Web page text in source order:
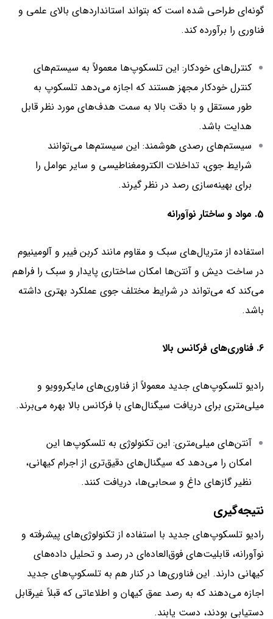
گونه‌ای طراحی شده است که بتواند استانداردهای بالای علمی و
فناوری را برآورده کند.
کنترل‌های خودکار: این تلسکوپ‌ها معمولاً به سیستم‌های
کنترل خودکار مجهز هستند که اجازه می‌دهد تلسکوپ به
طور مستقل و با دقت بالا به سمت هدف‌های مورد نظر قابل
هدایت باشد.
سیستم‌های رصدی هوشمند: این سیستم‌ها می‌توانند
شرایط جوی، تداخلات الکترومغناطیسی و سایر عوامل را
برای بهینه‌سازی رصد در نظر گیرند.
5. مواد و ساختار نوآورانه
استفاده از متریال‌های سبک و مقاوم مانند کربن فیبر و آلومینیوم
در ساخت دیش و آنتن‌ها امکان ساختاری پایدار و سبک را فراهم
می‌کند که می‌تواند در شرایط مختلف جوی عملکرد بهتری داشته
باشد.
6. فناوری‌های فرکانس بالا
رادیو تلسکوپ‌های جدید معمولاً از فناوری‌های مایکروویو و
میلی‌متری برای دریافت سیگنال‌های با فرکانس بالا بهره می‌برند.
آنتن‌های میلی‌متری: این تکنولوژی به تلسکوپ‌ها این
امکان را می‌دهد که سیگنال‌های دقیق‌تری از اجرام کیهانی،
نظیر گازهای داغ و سحابی‌ها، دریافت کنند.
نتیجه‌گیری
رادیو تلسکوپ‌های جدید با استفاده از تکنولوژی‌های پیشرفته و
نوآورانه، قابلیت‌های فوق‌العاده‌ای در رصد و تحلیل داده‌های
کیهانی دارند. این فناوری‌ها در کنار هم به تلسکوپ‌های جدید
اجازه می‌دهند که به رصد عمق کیهان و اطلاعاتی که قبلاً غیرقابل
دستیابی بودند، دست یابند.